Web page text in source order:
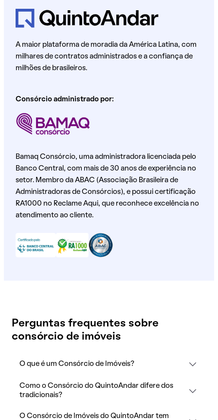
A maior plataforma de moradia da América Latina, com
milhares de contratos administrados e a confiança de
milhões de brasileiros.
Consórcio administrado por:
Bamaq Consórcio, uma administradora licenciada pelo
Banco Central, com mais de 30 anos de experiência no
setor. Membro da ABAC (Associação Brasileira de
Administradoras de Consórcios), e possui certificação
RA1000 no Reclame Aqui, que reconhece excelência no
atendimento ao cliente.
Perguntas frequentes sobre
consórcio de imóveis
O que é um Consórcio de Imóveis?
Como o Consórcio do QuintoAndar difere dos
tradicionais?
O Consórcio de Imóveis do QuintoAndar tem